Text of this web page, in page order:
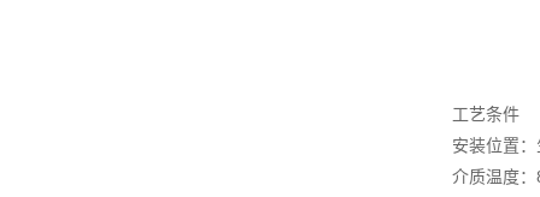
工艺条件
安装位置
介质温度